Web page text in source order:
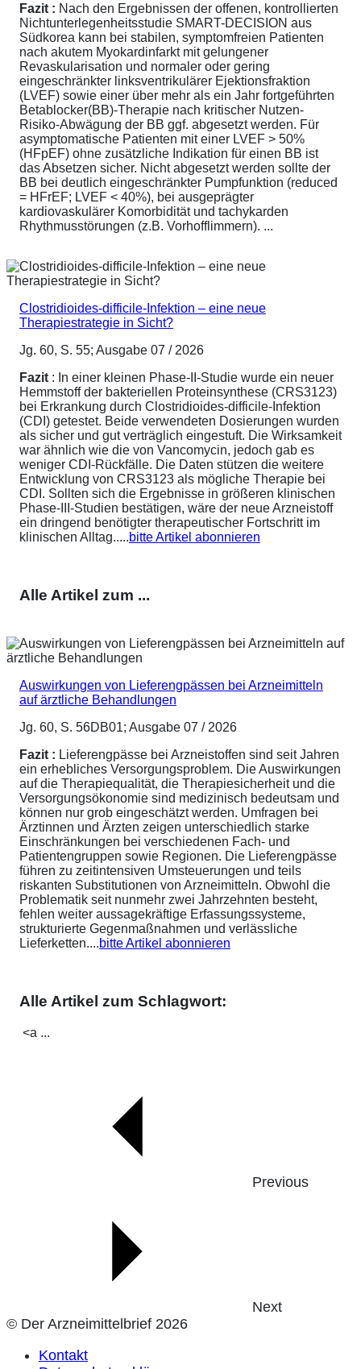
Fazit : Nach den Ergebnissen der offenen, kontrollierten
Nichtunterlegenheitsstudie SMART-DECISION aus
Südkorea kann bei stabilen, symptomfreien Patienten
nach akutem Myokardinfarkt mit gelungener
Revaskularisation und normaler oder gering
eingeschränkter linksventrikulärer Ejektionsfraktion
(LVEF) sowie einer über mehr als ein Jahr fortgeführten
Betablocker(BB)-Therapie nach kritischer Nutzen-
Risiko-Abwägung der BB ggf. abgesetzt werden. Für
asymptomatische Patienten mit einer LVEF > 50%
(HFpEF) ohne zusätzliche Indikation für einen BB ist
das Absetzen sicher. Nicht abgesetzt werden sollte der
BB bei deutlich eingeschränkter Pumpfunktion (reduced
= HFrEF; LVEF < 40%), bei ausgeprägter
kardiovaskulärer Komorbidität und tachykarden
Rhythmusstörungen (z.B. Vorhofflimmern). ...
Clostridioides-difficile-Infektion – eine neue
Therapiestrategie in Sicht?
Jg. 60, S. 55; Ausgabe 07 / 2026
Fazit : In einer kleinen Phase-II-Studie wurde ein neuer
Hemmstoff der bakteriellen Proteinsynthese (CRS3123)
bei Erkrankung durch Clostridioides-difficile-Infektion
(CDI) getestet. Beide verwendeten Dosierungen wurden
als sicher und gut verträglich eingestuft. Die Wirksamkeit
war ähnlich wie die von Vancomycin, jedoch gab es
weniger CDI-Rückfälle. Die Daten stützen die weitere
Entwicklung von CRS3123 als mögliche Therapie bei
CDI. Sollten sich die Ergebnisse in größeren klinischen
Phase-III-Studien bestätigen, wäre der neue Arzneistoff
ein dringend benötigter therapeutischer Fortschritt im
klinischen Alltag.....bitte Artikel abonnieren
Alle Artikel zum ...
Auswirkungen von Lieferengpässen bei Arzneimitteln
auf ärztliche Behandlungen
Jg. 60, S. 56DB01; Ausgabe 07 / 2026
Fazit : Lieferengpässe bei Arzneistoffen sind seit Jahren
ein erhebliches Versorgungsproblem. Die Auswirkungen
auf die Therapiequalität, die Therapiesicherheit und die
Versorgungsökonomie sind medizinisch bedeutsam und
können nur grob eingeschätzt werden. Umfragen bei
Ärztinnen und Ärzten zeigen unterschiedlich starke
Einschränkungen bei verschiedenen Fach- und
Patientengruppen sowie Regionen. Die Lieferengpässe
führen zu zeitintensiven Umsteuerungen und teils
riskanten Substitutionen von Arzneimitteln. Obwohl die
Problematik seit nunmehr zwei Jahrzehnten besteht,
fehlen weiter aussagekräftige Erfassungssysteme,
strukturierte Gegenmaßnahmen und verlässliche
Lieferketten....bitte Artikel abonnieren
Alle Artikel zum Schlagwort:
<a ...
Previous
Next
© Der Arzneimittelbrief 2026
Kontakt